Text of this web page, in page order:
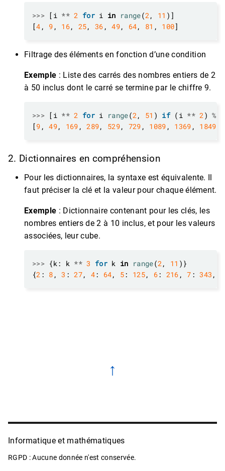
>>> [i ** 2 for i in range(2, 11
[4 , 9 , 16, 25, 36 , 49, 64, 81 , 100
Filtrage des éléments en fonction d’une condition
Exemple : Liste des carrés des nombres entiers de 2
à 50 inclus dont le carré se termine par le chiffre 9.
>>> [i ** 2 for i range(2, 51 ) if (i ** 2) %
[9 , 49, 169 , 289, 529, 729 , 1089 , 1369 , 1849
2. Dictionnaires en compréhension
Pour les dictionnaires, la syntaxe est équivalente. Il
faut préciser la clé et la valeur pour chaque élément.
Exemple : Dictionnaire contenant pour les clés, les
nombres entiers de 2 à 10 inclus, et pour les valeurs
associées, leur cube.
>>> {k: k ** 3 for k in range(2, 11
{2 : 8 , 3 : 27, 4: 64, 5: 125, 6: 216 , 7 : 343 ,
↑
Informatique et mathématiques
RGPD : Aucune donnée n'est conservée.